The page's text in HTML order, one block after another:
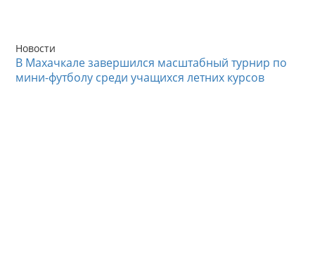
Новости
В Махачкале завершился масштабный турнир по
мини-футболу среди учащихся летних курсов